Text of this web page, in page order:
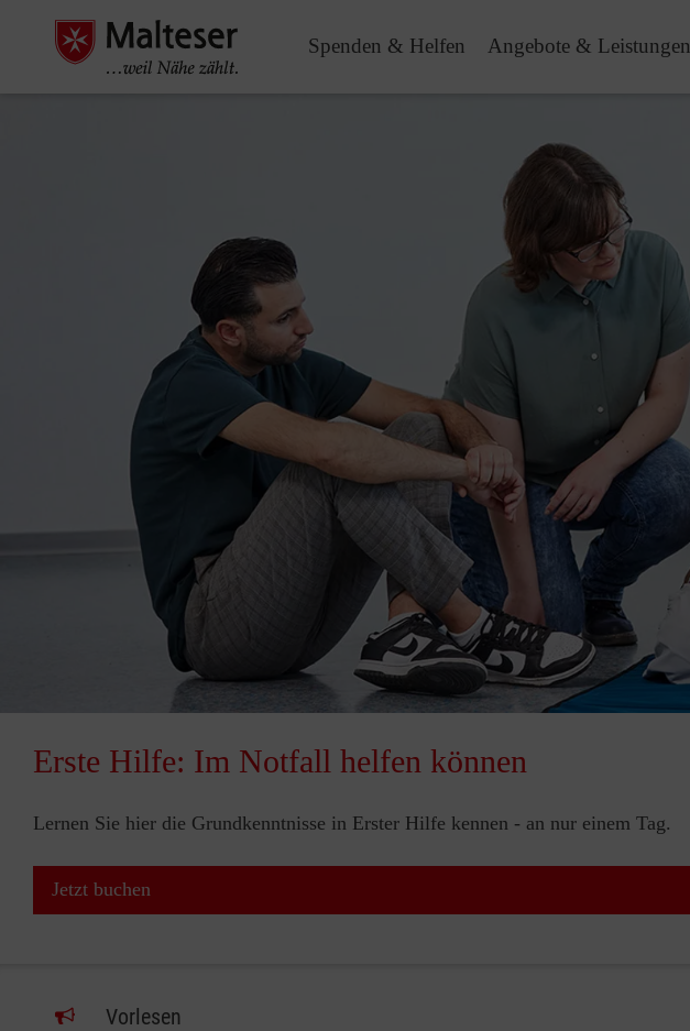
Spenden & Helfen Angebote & Leistungen
Erste Hilfe: Im Notfall helfen können
Lernen Sie hier die Grundkenntnisse in Erster Hilfe kennen - an nur einem Tag.
Jetzt buchen
Vorlesen